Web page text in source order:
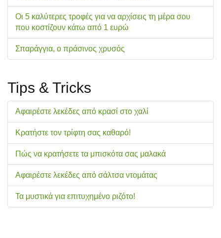
Οι 5 καλύτερες τροφές για να αρχίσεις τη μέρα σου
που κοστίζουν κάτω από 1 ευρώ
Σπαράγγια, ο πράσινος χρυσός
Tips & Tricks
Αφαιρέστε λεκέδες από κρασί στο χαλί
Κρατήστε τον τρίφτη σας καθαρό!
Πώς να κρατήσετε τα μπισκότα σας μαλακά
Αφαιρέστε λεκέδες από σάλτσα ντομάτας
Τα μυστικά για επιτυχημένο ριζότο!